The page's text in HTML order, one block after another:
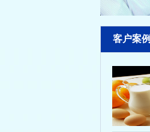
客户案例